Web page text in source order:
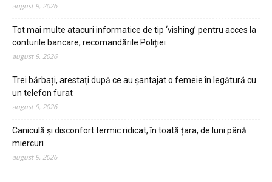
august 9, 2026
Tot mai multe atacuri informatice de tip ‘vishing’ pentru acces la
conturile bancare; recomandările Poliției
august 9, 2026
Trei bărbați, arestați după ce au șantajat o femeie în legătură cu
un telefon furat
august 9, 2026
Caniculă și disconfort termic ridicat, în toată țara, de luni până
miercuri
august 9, 2026